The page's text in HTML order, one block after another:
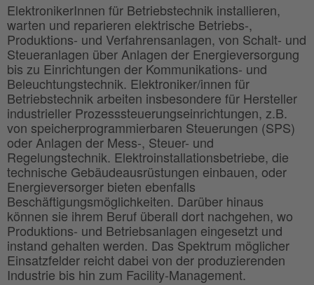
ElektronikerInnen für Betriebstechnik installieren,
warten und reparieren elektrische Betriebs-,
Produktions- und Verfahrensanlagen, von Schalt- und
Steueranlagen über Anlagen der Energieversorgung
bis zu Einrichtungen der Kommunikations- und
Beleuchtungstechnik. Elektroniker/innen für
Betriebstechnik arbeiten insbesondere für Hersteller
industrieller Prozesssteuerungseinrichtungen, z.B.
von speicherprogrammierbaren Steuerungen (SPS)
oder Anlagen der Mess-, Steuer- und
Regelungstechnik. Elektroinstallationsbetriebe, die
technische Gebäudeausrüstungen einbauen, oder
Energieversorger bieten ebenfalls
Beschäftigungsmöglichkeiten. Darüber hinaus
können sie ihrem Beruf überall dort nachgehen, wo
Produktions- und Betriebsanlagen eingesetzt und
instand gehalten werden. Das Spektrum möglicher
Einsatzfelder reicht dabei von der produzierenden
Industrie bis hin zum Facility-Management.